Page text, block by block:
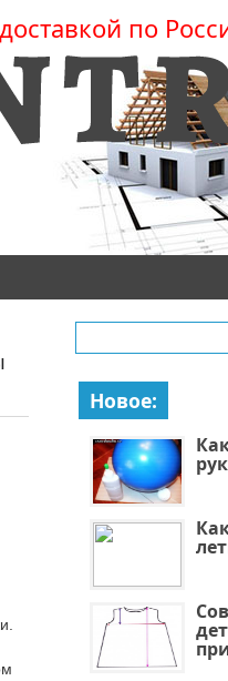
по
Новое: